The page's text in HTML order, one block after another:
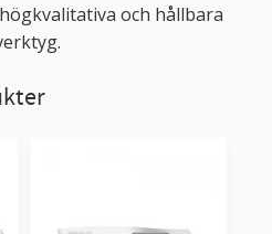
och hållbara